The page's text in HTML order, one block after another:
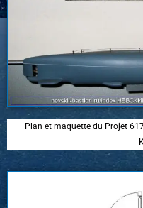
Plan et maquette du Projet